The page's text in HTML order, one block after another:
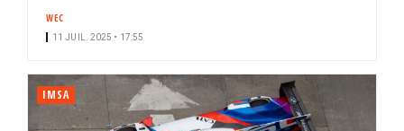
WEC
11 JUIL. 2025 • 17:55
IMSA